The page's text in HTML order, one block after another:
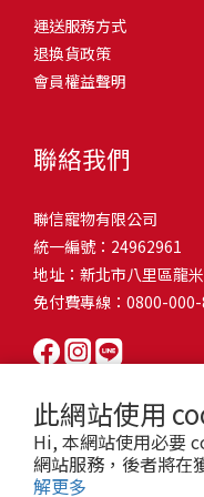
此網站使用
Hi, 本網站使用必要
網站服務，後者將在
解更多
和獨立能力。 幼犬訓練
練？A: 訓練可從幼犬到
化黃金期，每次訓練控制
屬啃咬玩具作替代品，
尿尿？A: 建立固定如廁
密切監督。意外發生時不
一直吠叫怎麼辦？A: 找
「安靜」指令，停止吠
向獎勵比懲罰更有效且健
狗狗怎麼辦？A: 循序漸
正面經驗後給予獎勵。考
慮要如何處理？A: 練習
調。提供能分散注意力的
熱，水分流失快，腸道
換季時沒有適當調整環境
天注意保暖，提供暖墊
像是開冷氣又突然關掉
時，記得關心貓咪的腸胃
有血絲、異味特別重，那
蟲、球蟲）或腸胃炎、腸
下來甚至可能造成貓咪消
月一次，成貓每 3~6 個
嘔吐、食慾下降，務必儘
天，或糞便異常，應立即
壓力影響腸胃壓力不只
張、焦慮、驚嚇（如煙
尤其是個性敏感的貓咪
就先「罷工」。減少壓力
活中輕鬆改善看到滿屋子
透過一些簡單的日常照護
毛、洗澡到增加互動和營
行動吧！ 預防貓掉毛方
啦！勤勞梳毛是最直接有
髮打結和皮膚問題。建議
2-3天梳一次。挑選合適
或專用脫毛梳，依照毛質
不僅能增加你們的互動時
貓掉毛方法2：定期洗澡
其實不完全正確哦！適當
澡頻率不宜過高，一般室
而會造成皮膚乾燥。選
完全吹乾，避免濕毛造成
的紙箱。建議一開始可以
使用狀況，再考慮購買
$500貓跳台$1,500貓砂盆
咪是非常需要安全感的動
花費3：貓跳台貓咪雖然
放高度適合的貓跳台提供
咪對於環境的安全感。一
用品，可選擇合適貓咪體
想，需要準備一個能夠讓
時，外出籠就非常重要
緊急情況時，貓咪過度
費用大約落在 $ 7900~ $
運送服務方式
退換貨政策
會員權益聲明
聯絡我們
聯信寵物有限公司
統一編號：24962961
地址：新北市八里區龍
免付費專線：0800-